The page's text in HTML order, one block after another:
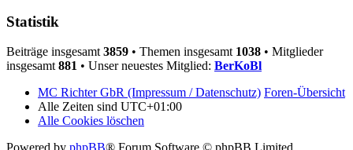
Statistik
Beiträge insgesamt 3859 • Themen insgesamt 1038 • Mitglieder
insgesamt 881 • Unser neuestes Mitglied: BerKoBl
MC Richter GbR (Impressum / Datenschutz) Foren-Übersicht
Alle Zeiten sind UTC+01:00
Alle Cookies löschen